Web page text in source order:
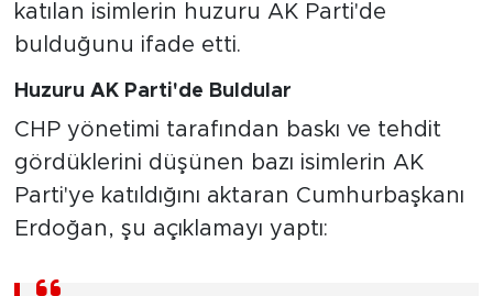
katılan isimlerin huzuru AK Parti'de
bulduğunu ifade etti.
Huzuru AK Parti'de Buldular
CHP yönetimi tarafından baskı ve tehdit
gördüklerini düşünen bazı isimlerin AK
Parti'ye katıldığını aktaran Cumhurbaşkanı
Erdoğan, şu açıklamayı yaptı: